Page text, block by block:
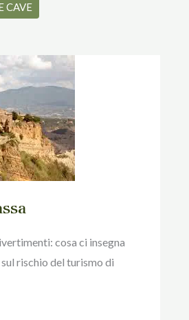
CAVE
cosa ci insegna
rischio del turismo di